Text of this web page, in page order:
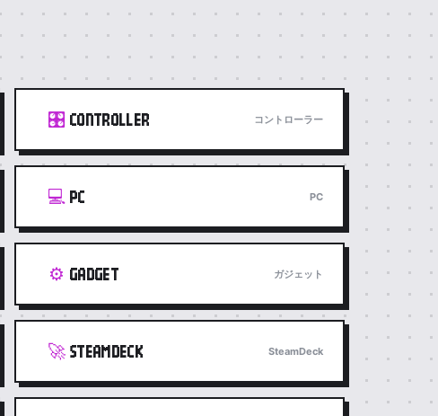
🎛️ CONTROLLER コントローラー
💻 PC PC
⚙️ GADGET ガジェット
🚀 STEAMDECK SteamDeck